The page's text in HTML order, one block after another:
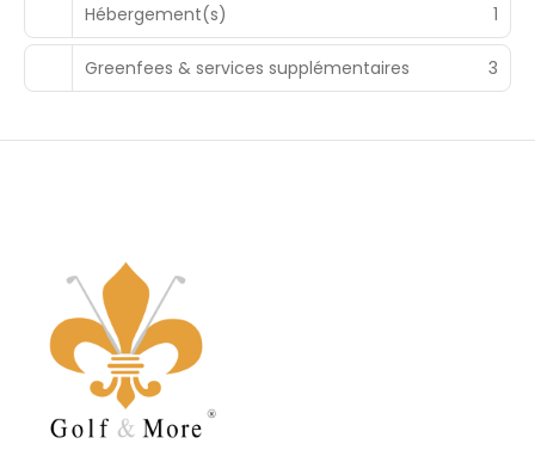
Hébergement(s) 1
Greenfees & services supplémentaires 3